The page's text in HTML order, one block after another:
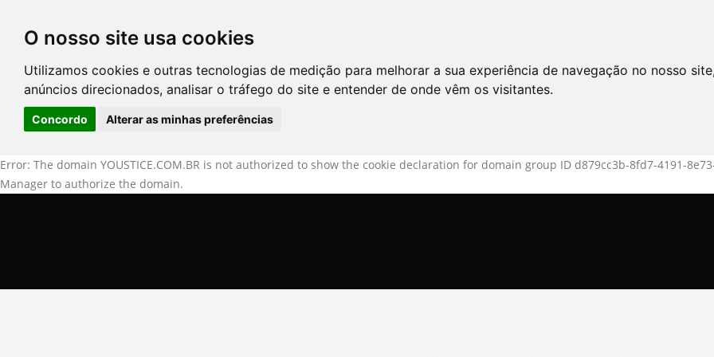
O nosso site usa cookies
Utilizamos cookies e outras tecnologias de medição para melhorar a sua experiência de navegação no nosso
anúncios direcionados, analisar o tráfego do site e entender de onde vêm os visitantes.
Concordo Alterar as minhas preferências
DIRETÓRIO DE ADVOGADOS
CONTATE-NOS PERGUNTAS FREQÜENTES
Error: The domain YOUSTICE.COM.BR is not authorized to show the cookie declaration for domain group ID d879cc3b-8fd7-4191-
Manager to authorize the domain.